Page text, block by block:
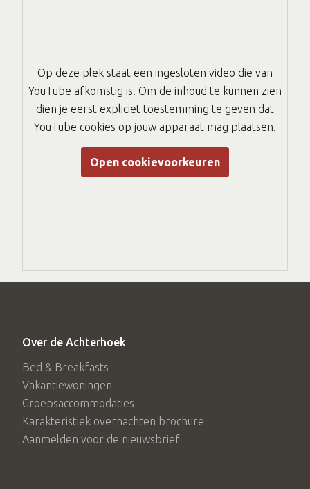
Op deze plek staat een ingesloten video die van
YouTube afkomstig is. Om de inhoud te kunnen zien
dien je eerst expliciet toestemming te geven dat
YouTube cookies op jouw apparaat mag plaatsen.
Open cookievoorkeuren
Over de Achterhoek
Bed & Breakfasts
Vakantiewoningen
Groepsaccommodaties
Karakteristiek overnachten brochure
Aanmelden voor de nieuwsbrief